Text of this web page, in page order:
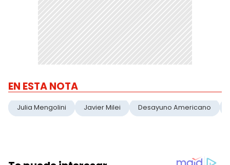
EN ESTA NOTA
Julia Mengolini Javier Milei Desayuno Americano